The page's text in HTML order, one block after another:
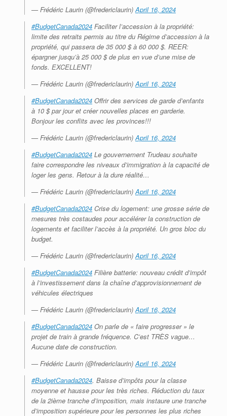
— Frédéric Laurin (@fredericlaurin) April 16, 2024
#BudgetCanada2024 Faciliter l’accession à la propriété:
limite des retraits permis au titre du Régime d’accession à la
propriété, qui passera de 35 000 $ à 60 000 $. REER:
épargner jusqu’à 25 000 $ de plus en vue d’une mise de
fonds. EXCELLENT!
— Frédéric Laurin (@fredericlaurin) April 16, 2024
#BudgetCanada2024 Offrir des services de garde d’enfants
à 10 $ par jour et créer nouvelles places en garderie.
Bonjour les conflits avec les provinces!!!
— Frédéric Laurin (@fredericlaurin) April 16, 2024
#BudgetCanada2024 Le gouvernement Trudeau souhaite
faire correspondre les niveaux d’immigration à la capacité de
loger les gens. Retour à la dure réalité…
— Frédéric Laurin (@fredericlaurin) April 16, 2024
#BudgetCanada2024 Crise du logement: une grosse série de
mesures très costaudes pour accélérer la construction de
logements et faciliter l’accès à la propriété. Un gros bloc du
budget.
— Frédéric Laurin (@fredericlaurin) April 16, 2024
#BudgetCanada2024 Filière batterie: nouveau crédit d’impôt
à l’investissement dans la chaîne d’approvisionnement de
véhicules électriques
— Frédéric Laurin (@fredericlaurin) April 16, 2024
#BudgetCanada2024 On parle de « faire progresser » le
projet de train à grande fréquence. C’est TRÈS vague…
Aucune date de construction.
— Frédéric Laurin (@fredericlaurin) April 16, 2024
#BudgetCanada2024. Baisse d’impôts pour la classe
moyenne et hausse pour les très riches. Réduction du taux
de la 2ième tranche d’imposition, mais instaure une tranche
d’imposition supérieure pour les personnes les plus riches